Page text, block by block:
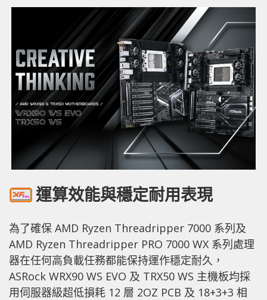
運算效能與穩定耐用表現
為了確保 AMD Ryzen Threadripper 7000 系列及
AMD Ryzen Threadripper PRO 7000 WX 系列處理
器在任何高負載任務都能保持運作穩定耐久，
ASRock WRX90 WS EVO 及 TRX50 WS 主機板均採
用伺服器級超低損耗 12 層 2OZ PCB 及 18+3+3 相